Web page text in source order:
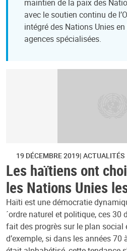
maintien de la paix des
avec le soutien continu de
intégré des Nations Unies
agences spécialisées.
19 DÉCEMBRE 2019 ACTUALITÉS
Les haïtiens ont
les Nations Unies
Haïti est une démocratie
´ordre naturel et politique, ces 30
fait des progrès sur le plan social
d’exemple, si dans les années